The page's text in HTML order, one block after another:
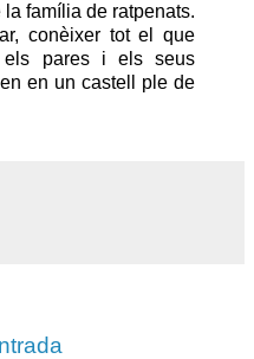
família de ratpenats.
conèixer tot el que
els pares i els seus
en un castell ple de